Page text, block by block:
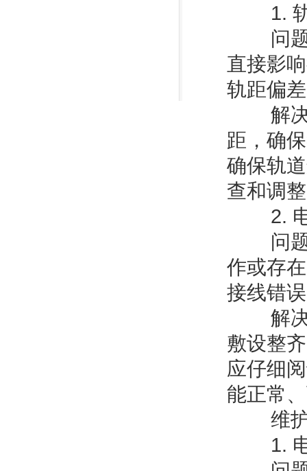
1. 轨
问题描
直接影
轨距偏
解决方
距，确
确保轨
查和调
2. 电
问题描
作或存
接线错
解决方
敷设整
应仔细
能正常
维护
1. 电